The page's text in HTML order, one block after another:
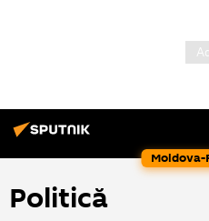
Moldova-
Politică